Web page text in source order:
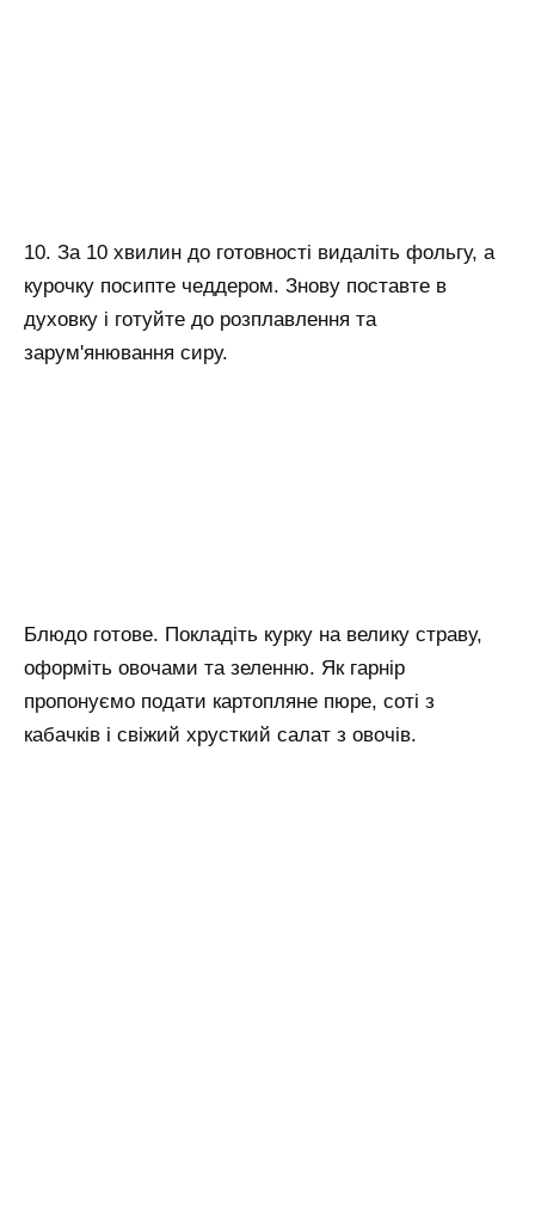
10. За 10 хвилин до готовності видаліть фольгу, а
курочку посипте чеддером. Знову поставте в
духовку і готуйте до розплавлення та
зарум'янювання сиру.
Блюдо готове. Покладіть курку на велику страву,
оформіть овочами та зеленню. Як гарнір
пропонуємо подати картопляне пюре, соті з
кабачків і свіжий хрусткий салат з овочів.